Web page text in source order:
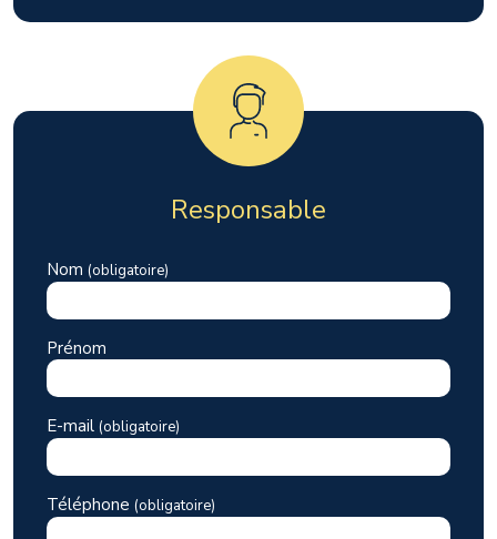
Responsable
Nom (obligatoire)
Prénom
E-mail (obligatoire)
Téléphone (obligatoire)